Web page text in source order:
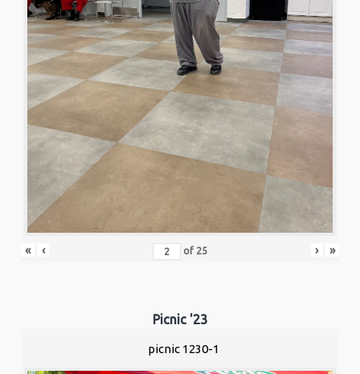
« ‹ of 25 › »
Picnic '23
picnic 1230-1